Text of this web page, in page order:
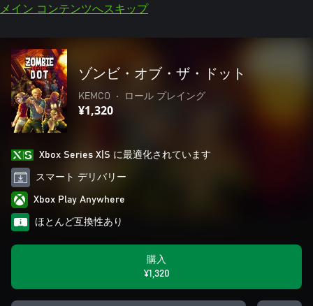
メイン コンテンツへスキップ
ゾンビ・オブ・ザ・ドット
KEMCO • ロール プレイング
¥1,320
Xbox Series X|S に最適化されています
スマート デリバリー
Xbox Play Anywhere
ほとんど互換性あり
購入
¥1,320